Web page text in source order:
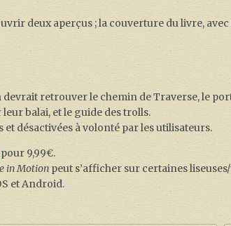
deux aperçus ; la couverture du livre, avec
devrait retrouver le chemin de Traverse, le
balai, et le guide des trolls.
désactivées à volonté par les utilisateurs.
pour 9,99€.
in Motion peut s’afficher sur certaines
et Android.